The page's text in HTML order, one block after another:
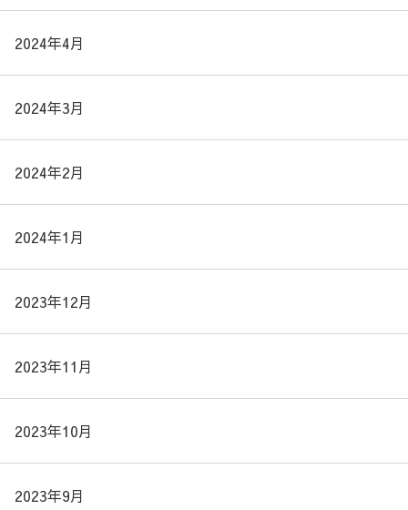
2024年4月
2024年3月
2024年2月
2024年1月
2023年12月
2023年11月
2023年10月
2023年9月